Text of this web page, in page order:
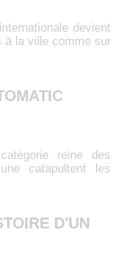
devient
à la ville comme sur
reine des
catapultent les
D'UN